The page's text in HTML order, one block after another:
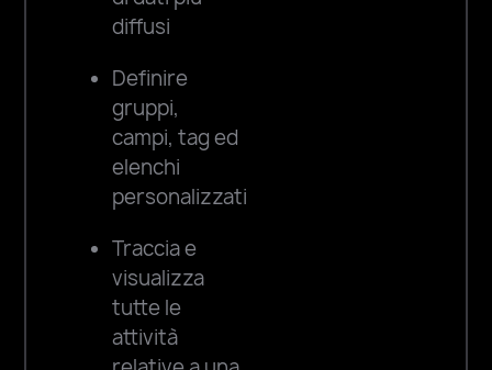
dati delle reclute, gli
delle partite e la
grafica
personalizzata.
Automatizzare
i rapporti di
conformità
Teamworks
Recruiting fa il lavoro
diffusi
Definire
gruppi,
campi, tag ed
elenchi
personalizzati
Traccia e
visualizza
tutte le
attività